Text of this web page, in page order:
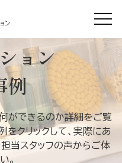
ン
ョン
例
何ができるのか詳細をご覧
をクリックして、実際にあ
当スタッフの声からご体
。